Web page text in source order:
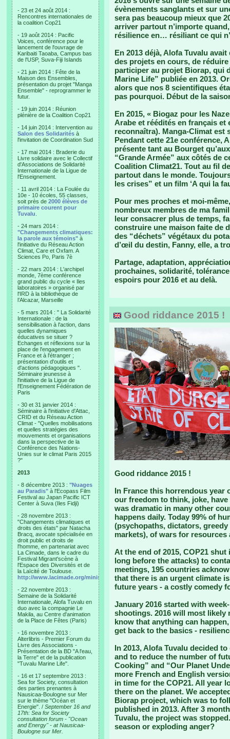
- 23 et 24 août 2014 :
Rencontres internationales de
la coalition Cop21
- 19 août 2014 : Pacific
Voices, conférence pour le
lancement de l'ouvrage de
Karibaiti Taoaba, Campus bas
de l'USP, Suva-Fiji Islands
- 21 juin 2014 : Fête de la
Maison des Ensembles,
présentation du projet "Manga
Ensemble" - reprogrammer le
futur.
- 19 juin 2014 : Réunion
plénière de la Coalition Cop21
- 14 juin 2014 : Intervention au
Salon des Solidarités à
l'invitation de Coordination Sud
- 17 mai 2014 : Braderie du
Livre solidaire avec le Collectif
d'Associations de Solidarité
Internationale de la Ligue de
l'Enseignement.
- 11 avril 2014 : La Foulée du
10e - 10 écoles, 55 classes,
soit près de 2000 élèves de
primaire courent pour
Tuvalu
- 24 mars 2014 :
"Changements climatiques:
la parole aux témoins" à
l'initiative du Réseau Action
Climat, Care et Oxfam. A
Sciences Po, Paris 7è
- 22 mars 2014 : L'archipel
monde, 7ème conférence
grand public du cycle « Iles
laboratoires » organisé par
l'IRD à la bibliothèque de
l’Alcazar, Marseille
- 5 mars 2014 : " La Solidarité
Internationale : de la
sensibilisation à l'action, dans
quelles dynamiques
éducatives se situer ?
Echanges et réflexions sur la
place de l'engagement en
France et à l'étranger ;
présentation d'outils et
d'actions pédagogiques ".
Séminaire jeunesse à
l'initiative de la Ligue de
l'Enseignement Fédération de
Paris
- 30 et 31 janvier 2014 :
Séminaire à l'initiative d'Attac,
CRID et du Réseau Action
Climat - "Quelles mobilisations
et quelles stratégies des
mouvements et organisations
dans la perspective de la
Conférence des Nations-
Unies sur le climat Paris 2015
?"
2013
- 8 décembre 2013 : "Nuages
au Paradis" à l'Ecopass Film
Festival au Japan Pacific ICT
Center à Suva (Iles Fidji)
- 28 novembre 2013 :
"Changements climatiques et
droits des états" par Natacha
Bracq, avocate spécialisée en
droit public et droits de
l'homme, en partenariat avec
La Cimade, dans le cadre du
Festival Migrant'scène à
l'Espace des Diversités et de
la Laïcité de Toulouse.
http://www.lacimade.org/minisites/migrantscene
- 22 novembre 2013 :
Semaine de la Solidarité
Internationale, Alofa Tuvalu en
duo avec la compagnie Le
Makila, au Centre d'animation
de la Place de Fêtes (Paris)
- 16 novembre 2013 :
Alterlibris - Premier Forum du
Livre des Associations -
Présentation de la BD "A l'eau,
la Terre" et de la publication
"Tuvalu Marine Life".
- 16 et 17 septembre 2013 :
Sea for Society, consultation
des parties prenantes à
Nausicaa-Boulogne sur Mer
sur le thème "Océan et
Energie". / September 16 and
17th: Sea for Society
consultation forum - "Ocean
and Energy" - at Nausicaa-
Boulogne sur Mer.
évènements sanglants et sur
sera pas beaucoup mieux que
arriver partout n’importe
résilience en… résiliant ce qui
En 2013 déjà, Alofa Tuvalu
des projets en cours, de
participer au projet Biorap, qui
Marine Life” publiée en 2013.
alors que nos 8 scientifiques
pas pourquoi. Début de la
En 2015, « Biogaz pour les
Arabe et réédités en français et
reconnaîtra). Manga-Climat est
Pendant cette 21e conférence,
présente tant au Bourget
“Grande Armée” aux côtés de
Coalition Climat21. Tout au fil
partout dans le monde.
les crises” et un film ‘A qui la
Pour mes proches et moi-
nombreux membres de ma
leur consacrer plus de temps,
construire une maison faite de
des “déchets” végétaux du
d’œil du destin, Fanny, elle, a
Partage, adaptation,
prochaines, solidarité,
espoirs pour 2016 et au delà.
Good riddance 2015 !
Good riddance 2015 !
In France this horrendous year
our freedom to think, joke,
was dramatic in many other
happens daily. Today 99% of
(psychopaths, dictators,
markets), of wars for
At the end of 2015, COP21
long before the attacks) to
meetings, 195 countries
that there is an urgent climate
future years - a costly comedy
January 2016 started with
shootings. 2016 will most likely
know that anything can
get back to the basics -
In 2013, Alofa Tuvalu decided
and to reduce the number of
Cooking” and “Our Planet
more French and English
in time for the COP21. All year
there on the planet. We
Biorap project, which was to
published in 2013. After 3
Tuvalu, the project was
season or exploding anger?